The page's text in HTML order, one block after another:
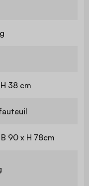
38 cm
90 x H 78cm